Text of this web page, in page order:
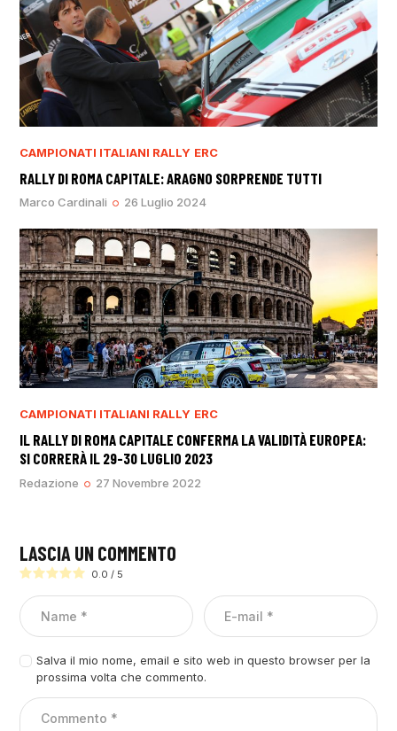
CAMPIONATI ITALIANI RALLY ERC
RALLY DI ROMA CAPITALE: ARAGNO SORPRENDE TUTTI
Marco Cardinali 26 Luglio 2024
CAMPIONATI ITALIANI RALLY ERC
IL RALLY DI ROMA CAPITALE CONFERMA LA VALIDITÀ EUROPEA:
SI CORRERÀ IL 29-30 LUGLIO 2023
Redazione 27 Novembre 2022
LASCIA UN COMMENTO
0.0 / 5
Salva il mio nome, email e sito web in questo browser per la
prossima volta che commento.